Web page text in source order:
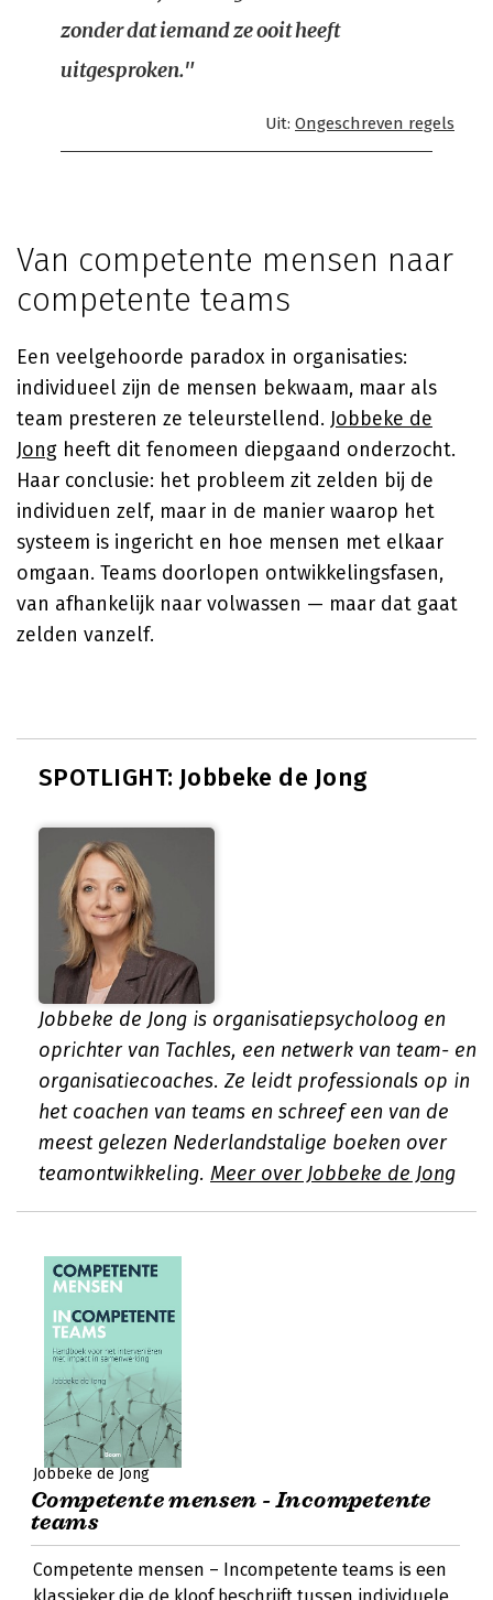
zonder dat iemand ze ooit heeft
uitgesproken."
Uit: Ongeschreven regels
Van competente mensen naar
competente teams
Een veelgehoorde paradox in organisaties:
individueel zijn de mensen bekwaam, maar als
team presteren ze teleurstellend. Jobbeke de
Jong heeft dit fenomeen diepgaand onderzocht.
Haar conclusie: het probleem zit zelden bij de
individuen zelf, maar in de manier waarop het
systeem is ingericht en hoe mensen met elkaar
omgaan. Teams doorlopen ontwikkelingsfasen,
van afhankelijk naar volwassen — maar dat gaat
zelden vanzelf.
SPOTLIGHT: Jobbeke de Jong
Jobbeke de Jong is organisatiepsycholoog en
oprichter van Tachles, een netwerk van team- en
organisatiecoaches. Ze leidt professionals op in
het coachen van teams en schreef een van de
meest gelezen Nederlandstalige boeken over
teamontwikkeling. Meer over Jobbeke de Jong
Jobbeke de Jong
Competente mensen - Incompetente
teams
Competente mensen – Incompetente teams is een